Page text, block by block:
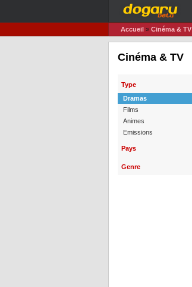
Accueil » Cinéma & TV
Cinéma & TV
Type
Dramas
Films
Animes
Emissions
Pays
Genre